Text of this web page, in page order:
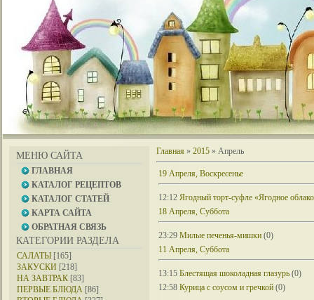
МЕНЮ САЙТА
ГЛАВНАЯ
КАТАЛОГ РЕЦЕПТОВ
КАТАЛОГ СТАТЕЙ
КАРТА САЙТА
ОБРАТНАЯ СВЯЗЬ
КАТЕГОРИИ РАЗДЕЛА
САЛАТЫ [165]
ЗАКУСКИ [218]
НА ЗАВТРАК [83]
ПЕРВЫЕ БЛЮДА [86]
Главная » 2015 » Апрель
19 Апреля, Воскресенье
12:12 Ягодный торт-суфле «Ягодное
18 Апреля, Суббота
23:29 Милые печенья-мишки (0)
11 Апреля, Суббота
13:15 Блестящая шоколадная глазурь (0)
12:58 Курица с соусом и гречкой (0)